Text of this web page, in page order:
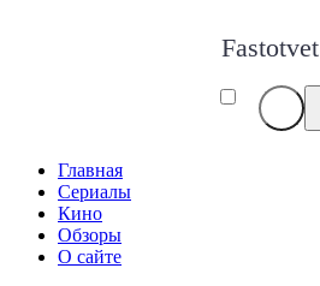
Fastotvet
Главная
Сериалы
Кино
Обзоры
О сайте